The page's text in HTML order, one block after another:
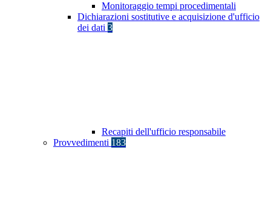
Monitoraggio tempi procedimentali
Dichiarazioni sostitutive e acquisizione d'ufficio
dei dati 3
Recapiti dell'ufficio responsabile
Provvedimenti 183